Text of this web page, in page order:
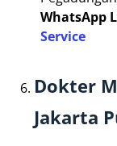
WhatsApp
Service
Dokter
Jakarta